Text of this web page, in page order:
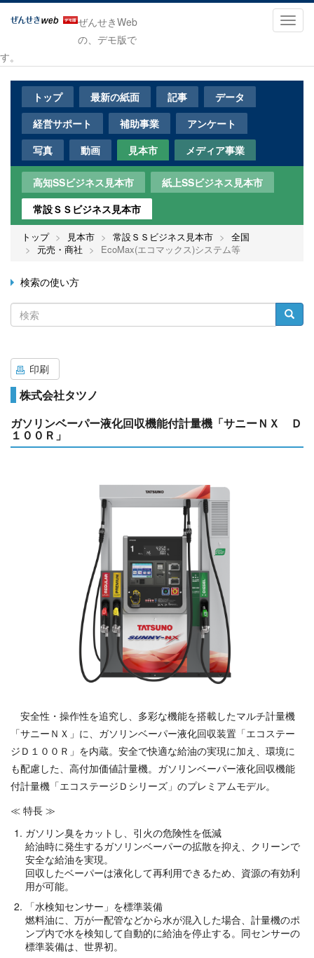
メ
ン
ぜんせきWeb
の、デモ版で
す。
トップ 最新の紙面 記事
データ
経営サポート
補助事業
アンケート
写真
動画 見本市 メディア事業
高知SSビジネス見本市
紙上SSビジネス見本市
常設ＳＳビジネス見本市
トップ 見本市 常設ＳＳビジネス見本市
全国
元売・商社
EcoMax(エコマックス)システム等
検索の使い方
検
索
検索
印刷
株式会社タツノ
ガソリンベーパー液化回収機能付計量機「サニーＮＸ Ｄ
１００Ｒ」
安全性・操作性を追究し、多彩な機能を搭載したマルチ計量機
「サニーＮＸ」に、ガソリンベーパー液化回収装置「エコステー
ジＤ１００Ｒ」を内蔵。安全で快適な給油の実現に加え、環境に
も配慮した、高付加価値計量機。ガソリンベーパー液化回収機能
付計量機「エコステージＤシリーズ」のプレミアムモデル。
≪ 特長 ≫
ガソリン臭をカットし、引火の危険性を低減
給油時に発生するガソリンベーパーの拡散を抑え、クリーンで
安全な給油を実現。
回収したベーパーは液化して再利用できるため、資源の有効利
用が可能。
「水検知センサー」を標準装備
燃料油に、万が一配管などから水が混入した場合、計量機のポ
ンプ内で水を検知して自動的に給油を停止する。同センサーの
標準装備は、世界初。